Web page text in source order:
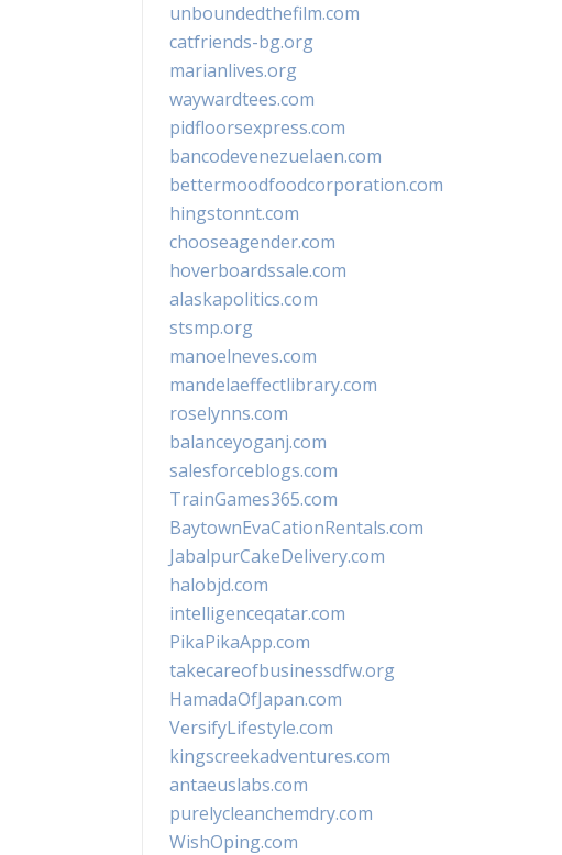
unboundedthefilm.com
catfriends-bg.org
marianlives.org
waywardtees.com
pidfloorsexpress.com
bancodevenezuelaen.com
bettermoodfoodcorporation.com
hingstonnt.com
chooseagender.com
hoverboardssale.com
alaskapolitics.com
stsmp.org
manoelneves.com
mandelaeffectlibrary.com
roselynns.com
balanceyoganj.com
salesforceblogs.com
TrainGames365.com
BaytownEvaCationRentals.com
JabalpurCakeDelivery.com
halobjd.com
intelligenceqatar.com
PikaPikaApp.com
takecareofbusinessdfw.org
HamadaOfJapan.com
VersifyLifestyle.com
kingscreekadventures.com
antaeuslabs.com
purelycleanchemdry.com
WishOping.com